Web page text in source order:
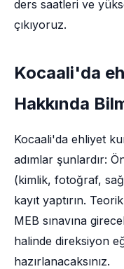
ders saatleri ve
çıkıyoruz.
Kocaali'da
Hakkında
Kocaali'da ehliyet
adımlar şunlardır:
(kimlik, fotoğraf,
kayıt yaptırın.
MEB sınavına
halinde direksiyon
hazırlanacaksınız.